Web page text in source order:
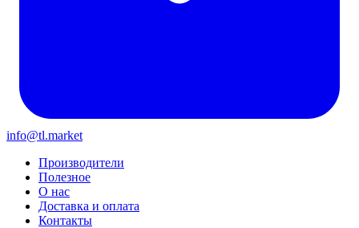
info@tl.market
Производители
Полезное
О нас
Доставка и оплата
Контакты